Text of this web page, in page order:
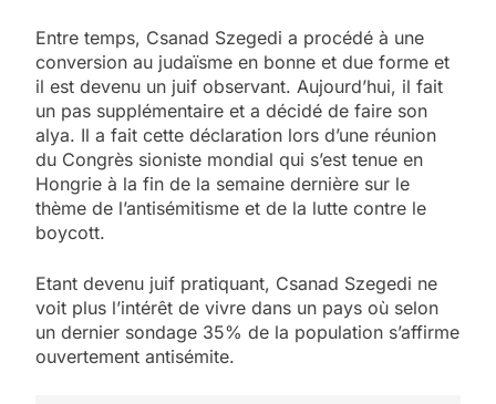
Entre temps, Csanad Szegedi a procédé à une
conversion au judaïsme en bonne et due forme et
il est devenu un juif observant. Aujourd’hui, il fait
un pas supplémentaire et a décidé de faire son
alya. Il a fait cette déclaration lors d’une réunion
du Congrès sioniste mondial qui s’est tenue en
Hongrie à la fin de la semaine dernière sur le
thème de l’antisémitisme et de la lutte contre le
boycott.
Etant devenu juif pratiquant, Csanad Szegedi ne
voit plus l’intérêt de vivre dans un pays où selon
un dernier sondage 35% de la population s’affirme
ouvertement antisémite.